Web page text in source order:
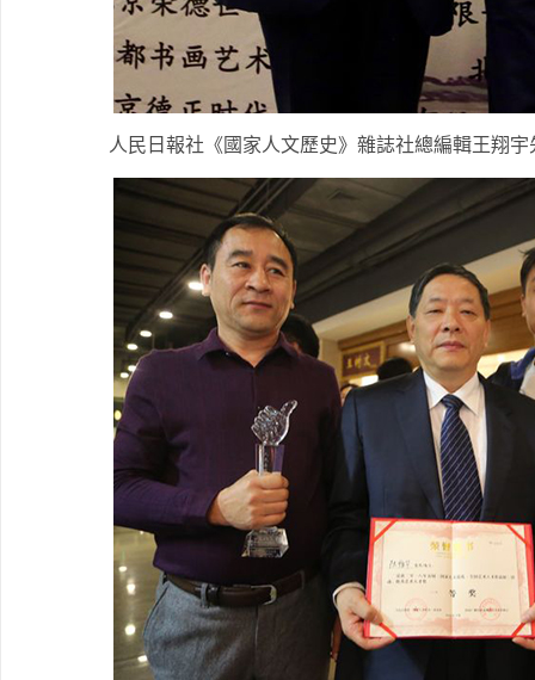
人民日報社《國家人文歷史》雜誌社總編輯王翔